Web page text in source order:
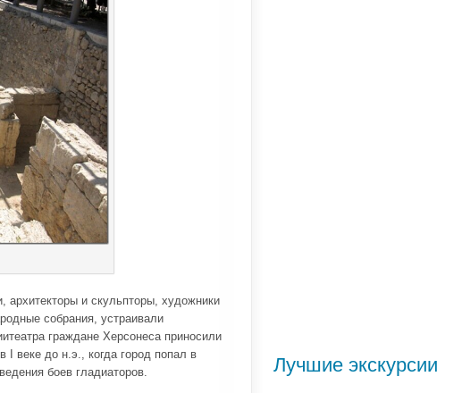
и скульпторы, художники
собрания, устраивали
граждане Херсонеса приносили
I веке до н.э., когда город попал в
боев гладиаторов.
Лучшие экскурсии